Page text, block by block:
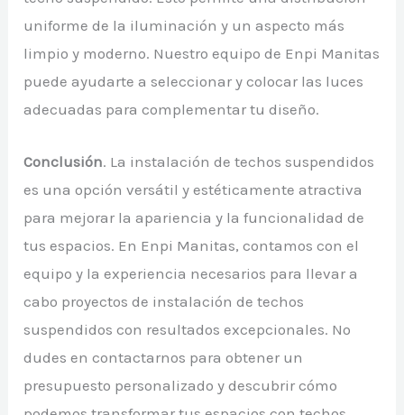
uniforme de la iluminación y un aspecto más
limpio y moderno. Nuestro equipo de Enpi Manitas
puede ayudarte a seleccionar y colocar las luces
adecuadas para complementar tu diseño.
Conclusión. La instalación de techos suspendidos
es una opción versátil y estéticamente atractiva
para mejorar la apariencia y la funcionalidad de
tus espacios. En Enpi Manitas, contamos con el
equipo y la experiencia necesarios para llevar a
cabo proyectos de instalación de techos
suspendidos con resultados excepcionales. No
dudes en contactarnos para obtener un
presupuesto personalizado y descubrir cómo